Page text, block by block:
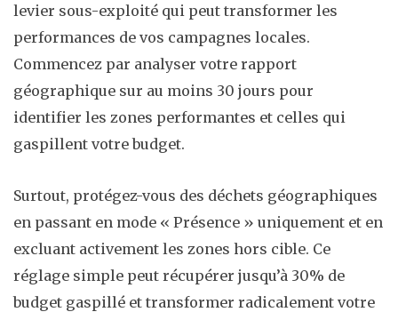
levier sous-exploité qui peut transformer les
performances de vos campagnes locales.
Commencez par analyser votre rapport
géographique sur au moins 30 jours pour
identifier les zones performantes et celles qui
gaspillent votre budget.
Surtout, protégez-vous des déchets géographiques
en passant en mode « Présence » uniquement et en
excluant activement les zones hors cible. Ce
réglage simple peut récupérer jusqu’à 30% de
budget gaspillé et transformer radicalement votre